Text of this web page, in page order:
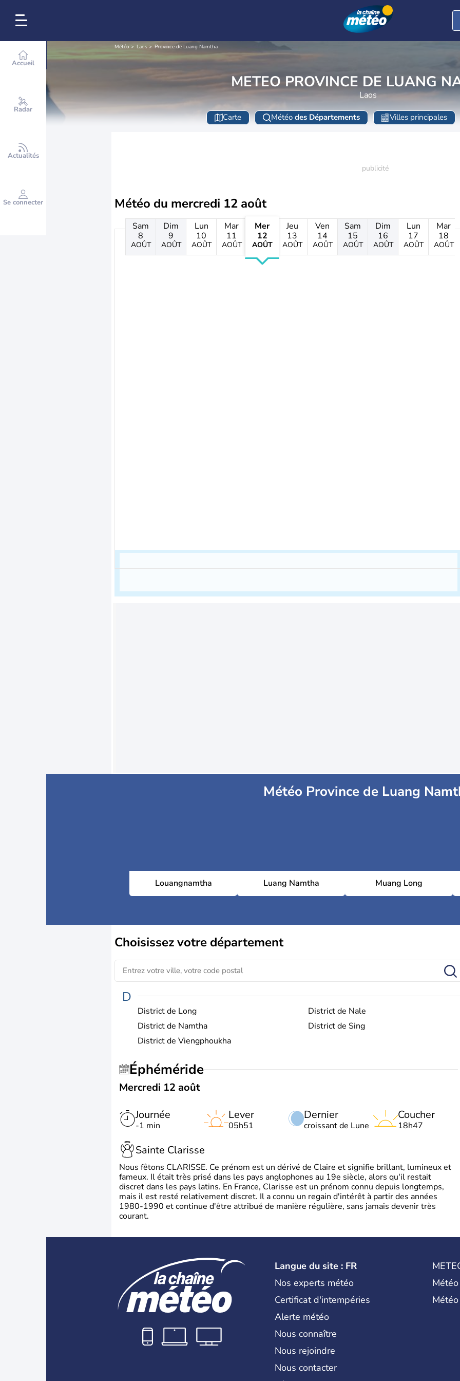
Accueil
Radar
Actualités
Se connecter
Météo Laos Province de Luang Namtha
METEO PROVINCE DE LUANG
Laos
Carte Météo des Départements Villes principales
Météo du mercredi 12 août
Sam
8
AOÛT
Dim
9
AOÛT
Lun
10
AOÛT
Mar
11
AOÛT
Mer
12
AOÛT
Jeu
13
AOÛT
Ven
14
AOÛT
Sam
15
AOÛT
Dim
16
AOÛT
Lun
17
AOÛT
Mar
18
AOÛT
Météo Province de Luang
Louangnamtha Luang Namtha Muang Long
Choisissezvotre département
D
District de Long
District de Nale
District de Namtha
District de Sing
District de Viengphoukha
Éphéméride
Mercredi 12 août
Journée
-1 min
Dernier
croissant de Lune
Lever
05h51
Coucher
18h47
Sainte Clarisse
Nous fêtons CLARISSE. Ce prénom est un dérivé de Claire et signifie brillant, lumineux et
fameux. Il était très prisé dans les pays anglophones au 19e siècle, alors qu'il restait
discret dans les pays latins. En France, Clarisse est un prénom connu depuis longtemps,
mais il est resté relativement discret. Il a connu un regain d'intérêt à partir des années
1980-1990 et continue d'être attribué de manière régulière, sans jamais devenir très
courant.
Langue du site : FR
Nos experts météo
Certificat d'intempéries
Alerte météo
Nous connaître
Nous rejoindre
Nous contacter